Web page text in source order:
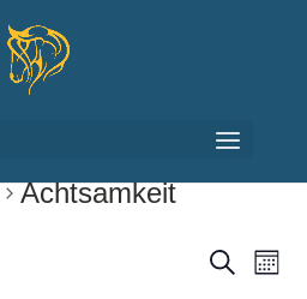
Achtsamkeit
Suche
Monat